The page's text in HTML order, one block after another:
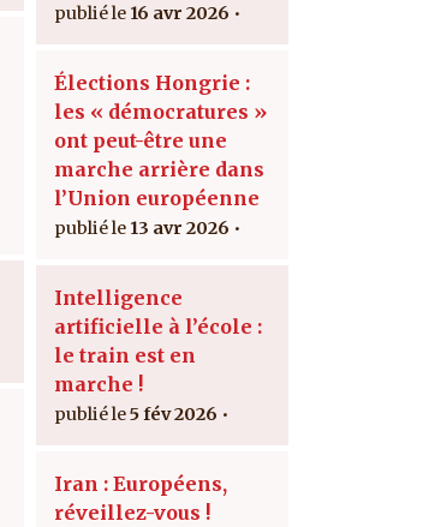
16 avr 2026
Élections Hongrie :
les « démocratures »
ont peut-être une
marche arrière dans
l’Union européenne
13 avr 2026
Intelligence
artificielle à l’école :
le train est en
marche !
5 fév 2026
Iran : Européens,
réveillez-vous !